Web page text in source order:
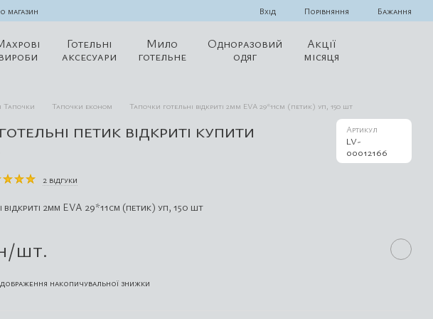
магазин Вхід Порівняння Бажання
Готельні
аксесуари
Мило
готельне
Одноразовий
одяг
Акції
місяця
Тапочки Тапочки економ Тапочки готельні відкриті 2мм EVA 29*11см (петик) уп, 150 шт
петик відкриті купити
Артикул
LV-
00012166
2 відгуки
відкриті 2мм EVA 29*11см (петик) уп, 150 шт
шт.
накопичувальної знижки